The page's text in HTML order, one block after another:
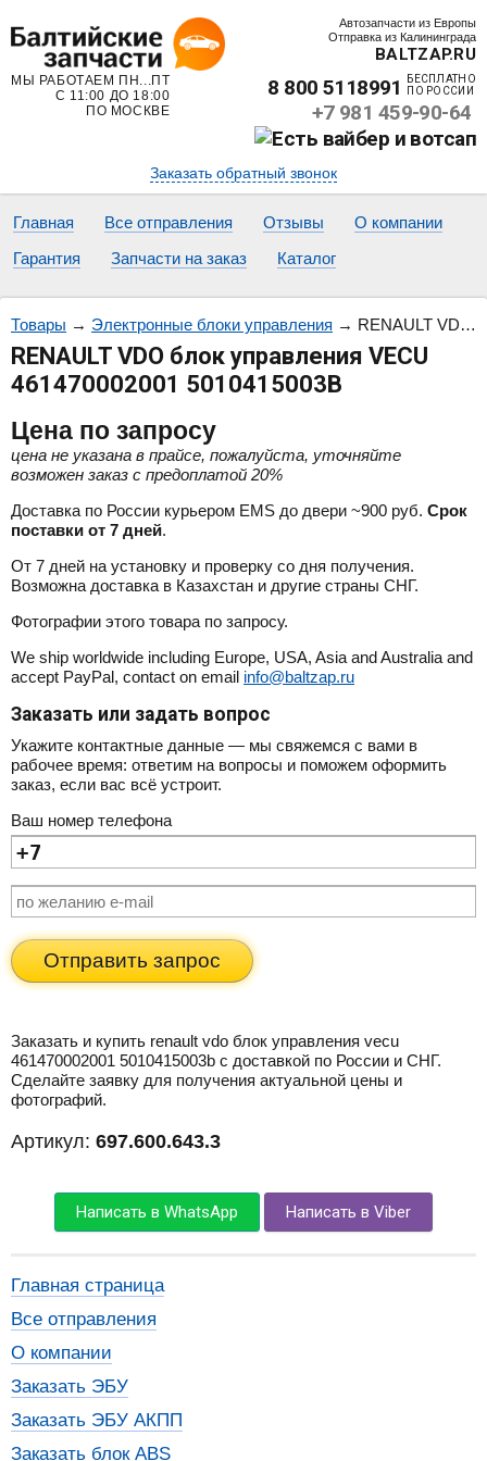
Автозапчасти из Европы
Отправка из Калининграда
BALTZAP.RU
МЫ РАБОТАЕМ ПН...ПТ
С 11:00 ДО 18:00
ПО МОСКВЕ
8 800 5118991
БЕСПЛАТНО
ПО РОССИИ
+7 981 459-90-64
Заказать обратный звонок
Главная Все отправления Отзывы
О компании
Гарантия
Запчасти на заказ Каталог
Товары → Электронные блоки управления → RENAULT VDO блок управления VECU 461470002001 5010415003B
RENAULT VDO блок управления VECU
461470002001 5010415003B
Цена по запросу
цена не указана в прайсе, пожалуйста, уточняйте
возможен заказ с предоплатой 20%
Доставка по России курьером EMS до двери ~900 руб. Срок
поставки от 7 дней.
От 7 дней на установку и проверку со дня получения.
Возможна доставка в Казахстан и другие страны СНГ.
Фотографии этого товара по запросу.
We ship worldwide including Europe, USA, Asia and Australia and
accept PayPal, contact on email info@baltzap.ru
Заказать или задать вопрос
Укажите контактные данные — мы свяжемся с вами в
рабочее время: ответим на вопросы и поможем оформить
заказ, если вас всё устроит.
Ваш номер телефона
Отправить запрос
Заказать и купить renault vdo блок управления vecu
461470002001 5010415003b с доставкой по России и СНГ.
Сделайте заявку для получения актуальной цены и
фотографий.
Артикул: 697.600.643.3
Написать в WhatsApp Написать в Viber
Главная страница
Все отправления
О компании
Заказать ЭБУ
Заказать ЭБУ АКПП
Заказать блок ABS